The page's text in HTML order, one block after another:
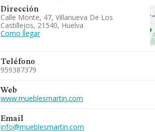
Dirección
Calle Monte, 47, Villanueva De Los
Castillejos, 21540, Huelva
Como llegar
Teléfono
959387379
Web
www.mueblesmartin.com
Email
info@mueblesmartin.com